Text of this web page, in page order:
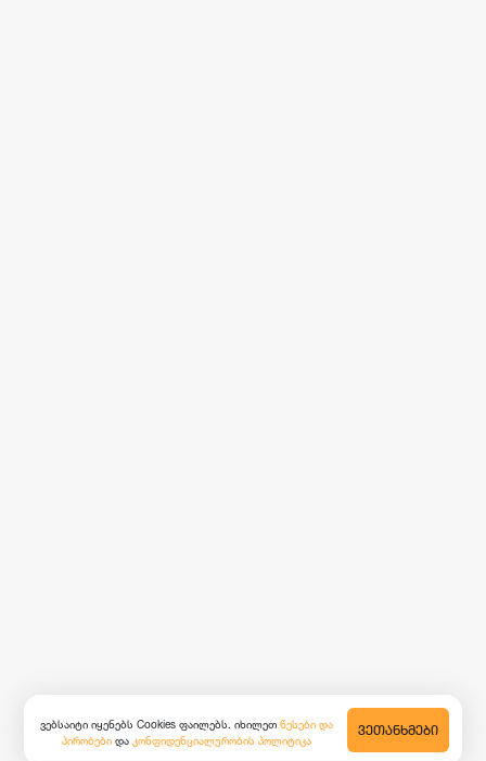
ვებსაიტი იყენებს Cookies ფაილებს. იხილეთ წესები და
პირობები და კონფიდენციალურობის პოლიტიკა
ᲕᲔᲗᲐᲜᲮᲛᲔᲑᲘ